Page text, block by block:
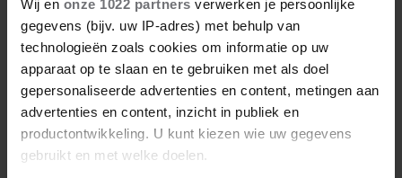
Wij en onze 1022 partners verwerken je persoonlijke
gegevens (bijv. uw IP-adres) met behulp van
technologieën zoals cookies om informatie op uw
apparaat op te slaan en te gebruiken met als doel
gepersonaliseerde advertenties en content, metingen aan
advertenties en content, inzicht in publiek en
productontwikkeling. U kunt kiezen wie uw gegevens
gebruikt en met welke doelen.